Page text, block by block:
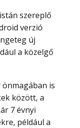
verzió
új
a közelgő
között, a
7 évnyi
például a